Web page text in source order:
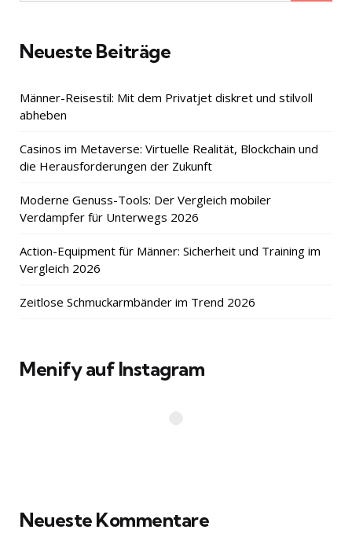
Neueste Beiträge
Männer-Reisestil: Mit dem Privatjet diskret und stilvoll
abheben
Casinos im Metaverse: Virtuelle Realität, Blockchain und
die Herausforderungen der Zukunft
Moderne Genuss-Tools: Der Vergleich mobiler
Verdampfer für Unterwegs 2026
Action-Equipment für Männer: Sicherheit und Training im
Vergleich 2026
Zeitlose Schmuckarmbänder im Trend 2026
Menify auf Instagram
Neueste Kommentare